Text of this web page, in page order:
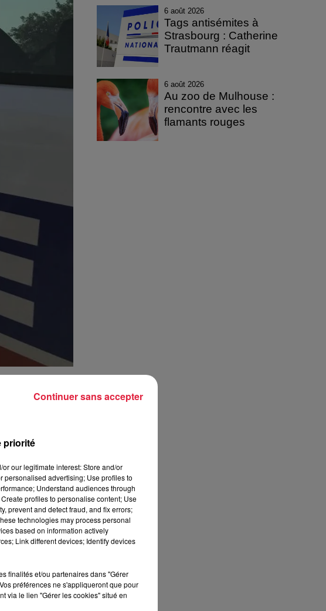
ont eu lieu
dans
dans le
de la
poursuite à
plusieurs
espèces, deux
6 août 2026
Tags antisémites à
Strasbourg : Catherine
Trautmann réagit
6 août 2026
Au zoo de Mulhouse :
rencontre avec les
flamants rouges
priorité
our legitimate interest: Store and/or
personalised advertising; Use profiles to
Understand audiences through
profiles to personalise content; Use
prevent and detect fraud, and fix errors;
technologies may process personal
based on information actively
Link different devices; Identify devices
finalités et/ou partenaires dans "Gérer
préférences ne s'appliqueront que pour
via le lien "Gérer les cookies" situé en
Continuer sans accepter